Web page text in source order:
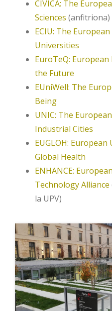
CIVICA: The
Sciences (anfitriona)
ECIU: The
Universities
EuroTeQ:
the Future
EUniWell: The
Being
UNIC: The
Industrial Cities
EUGLOH:
Global Health
ENHANCE:
Technology Alliance
la UPV)